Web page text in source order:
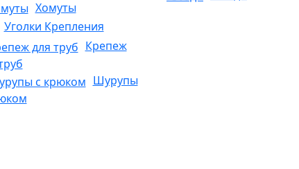
Хомуты
Уголки Крепления
Крепеж
Шурупы